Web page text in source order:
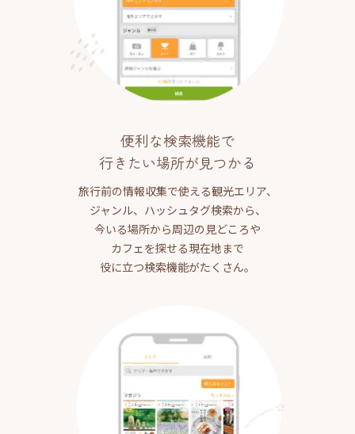
便利な検索機能で
行きたい場所が見つかる
旅行前の情報収集で使える観光エリア、
ジャンル、ハッシュタグ検索から、
今いる場所から周辺の見どころや
カフェを探せる現在地まで
役に立つ検索機能がたくさん。